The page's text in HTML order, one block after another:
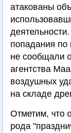
атакованы
попадания по
не сообщали
агентства
воздушных
на складе
Отметим, что
рода